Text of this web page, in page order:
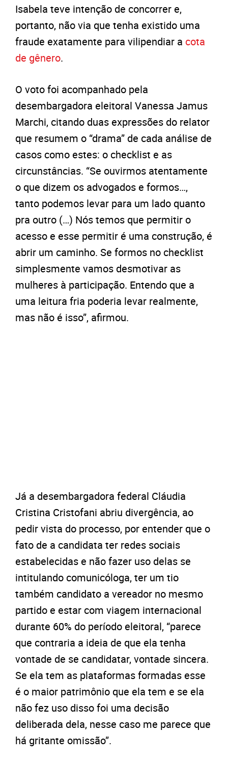
Isabela teve intenção de concorrer e,
portanto, não via que tenha existido uma
fraude exatamente para vilipendiar a cota
de gênero.
O voto foi acompanhado pela
desembargadora eleitoral Vanessa Jamus
Marchi, citando duas expressões do relator
que resumem o “drama” de cada análise de
casos como estes: o checklist e as
circunstâncias. “Se ouvirmos atentamente
o que dizem os advogados e formos…,
tanto podemos levar para um lado quanto
pra outro (…) Nós temos que permitir o
acesso e esse permitir é uma construção, é
abrir um caminho. Se formos no checklist
simplesmente vamos desmotivar as
mulheres à participação. Entendo que a
uma leitura fria poderia levar realmente,
mas não é isso”, afirmou.
Já a desembargadora federal Cláudia
Cristina Cristofani abriu divergência, ao
pedir vista do processo, por entender que o
fato de a candidata ter redes sociais
estabelecidas e não fazer uso delas se
intitulando comunicóloga, ter um tio
também candidato a vereador no mesmo
partido e estar com viagem internacional
durante 60% do período eleitoral, “parece
que contraria a ideia de que ela tenha
vontade de se candidatar, vontade sincera.
Se ela tem as plataformas formadas esse
é o maior patrimônio que ela tem e se ela
não fez uso disso foi uma decisão
deliberada dela, nesse caso me parece que
há gritante omissão”.